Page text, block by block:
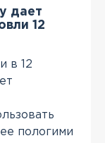
дает
12
в 12
пологими